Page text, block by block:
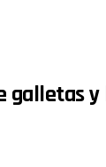
galletas